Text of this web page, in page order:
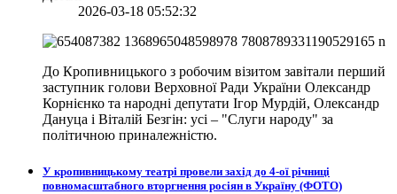
2026-03-18 05:52:32
До Кропивницького з робочим візитом завітали перший
заступник голови Верховної Ради України Олександр
Корнієнко та народні депутати Ігор Мурдій, Олександр
Дануца і Віталій Безгін: усі – "Слуги народу" за
політичною приналежністю.
У кропивницькому театрі провели захід до 4-ої річниці
повномасштабного вторгнення росіян в Україну (ФОТО)